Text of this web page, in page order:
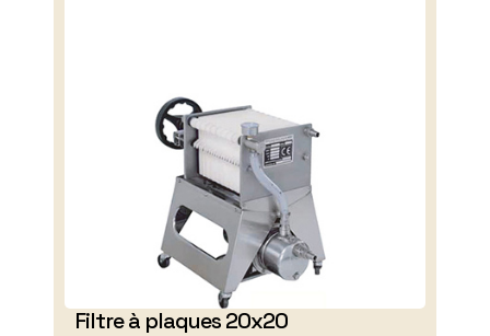
Filtre à plaques 20x20